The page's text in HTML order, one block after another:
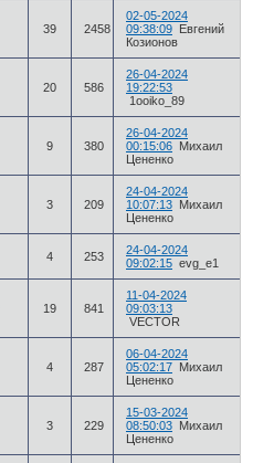
39 2458
02-05-2024
09:38:09 Евгений
Козионов
20 586
26-04-2024
19:22:53
1ooiko_89
9 380
26-04-2024
00:15:06 Михаил
Цененко
3 209
24-04-2024
10:07:13 Михаил
Цененко
4 253
24-04-2024
09:02:15 evg_e1
19 841
11-04-2024
09:03:13
VECTOR
4 287
06-04-2024
05:02:17 Михаил
Цененко
3 229
15-03-2024
08:50:03 Михаил
Цененко